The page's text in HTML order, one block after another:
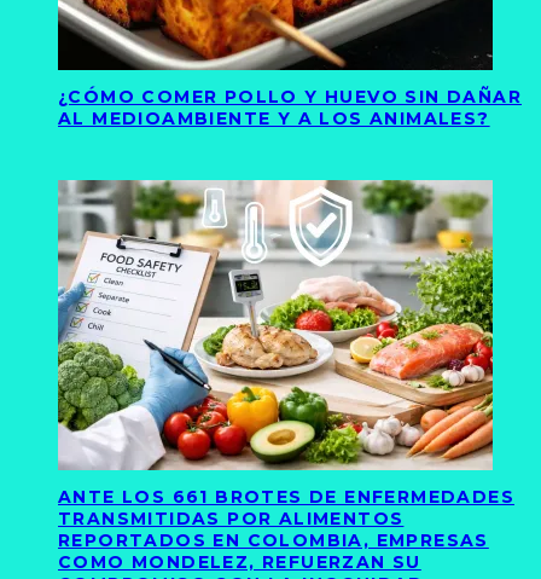
¿CÓMO COMER POLLO Y HUEVO SIN DAÑAR
AL MEDIOAMBIENTE Y A LOS ANIMALES?
ANTE LOS 661 BROTES DE ENFERMEDADES
TRANSMITIDAS POR ALIMENTOS
REPORTADOS EN COLOMBIA, EMPRESAS
COMO MONDELEZ, REFUERZAN SU